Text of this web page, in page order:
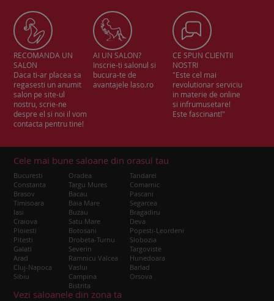
RECOMANDA UN
SALON
Daca ti-ar placea sa
regasesti un anumit
salon pe site-ul
nostru, scrie-ne
despre el si noi il vom
contacta pentru tine!
AI UN SALON?
Inscrie-ti salonul si
bucura-te de
avantajele laso.ro
CE SPUN CLIENTII
NOSTRI
"Este cel mai
revolutionar serviciu
in materie de online
si infrumusetare!
Este fascinant!"
Cele mai bune saloane din orasul tau
Bucuresti
Constanta
Brasov
Timisoara
Iasi
Craiova
Ploiesti
Pitesti
Galati
Arad
Cluj-Napoca
Sibiu
Oradea
Targu Mures
Bacau
Baia Mare
Buzau
Satu Mare
Botosani
Drobeta-Turnu
Severin
Ramnicu Valcea
Vaslui
Campina
Bistrita
Tandarei
Comarnic
Pascani
Segarcea
Bragadiru
Deva
Popesti-Leordeni
Slobozia
Targoviste
Hunedoara
Barlad
Orsova
Vezi saloanele din zona ta